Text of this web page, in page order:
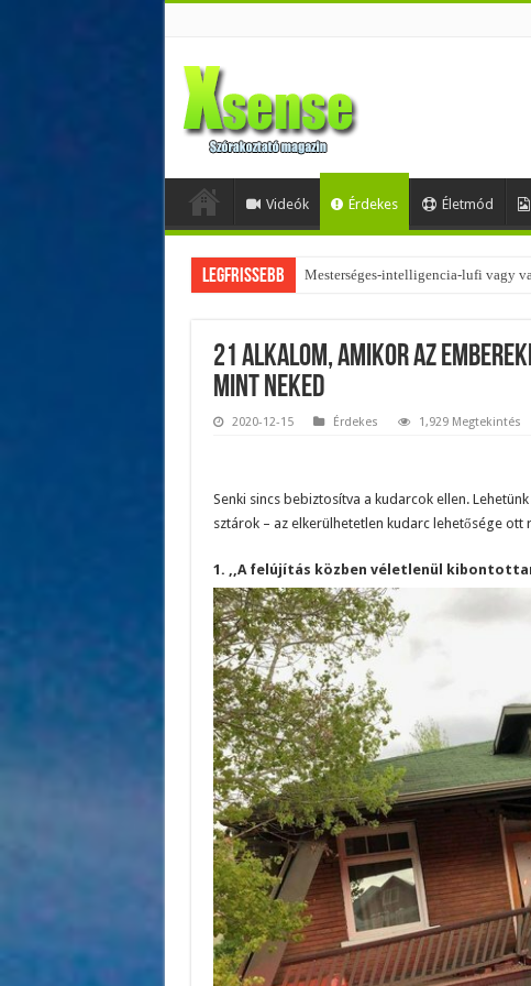
Videók Érdekes Életmód
Legfrissebb Az övtáskák továbbra is trendik –
21 alkalom, amikor az
mint neked
2020-12-15 Érdekes 1,929 Megtekintés
Senki sincs bebiztosítva a kudarcok ellen.
sztárok – az elkerülhetetlen kudarc lehetősége ott
1. ,,A felújítás közben véletlenül